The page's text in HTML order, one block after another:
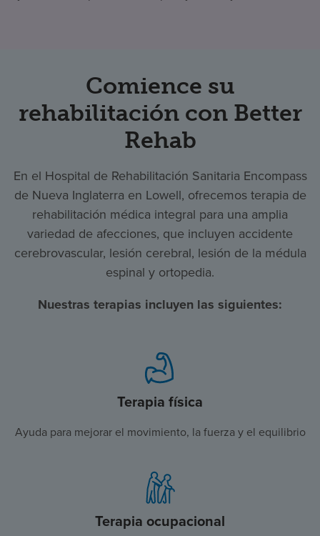
Comience su
rehabilitación con Better
Rehab
En el Hospital de Rehabilitación Sanitaria Encompass
de Nueva Inglaterra en Lowell, ofrecemos terapia de
rehabilitación médica integral para una amplia
variedad de afecciones, que incluyen accidente
cerebrovascular, lesión cerebral, lesión de la médula
espinal y ortopedia.
Nuestras terapias incluyen las siguientes:
Terapia física
Ayuda para mejorar el movimiento, la fuerza y el equilibrio
Terapia ocupacional